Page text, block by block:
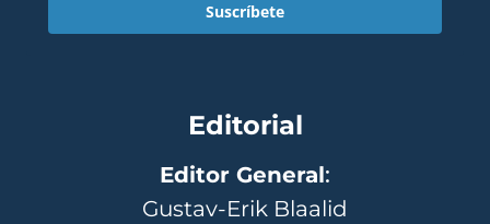
Suscríbete
Editorial
Editor General:
Gustav-Erik Blaalid